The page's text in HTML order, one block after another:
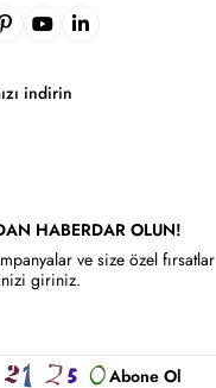
indirin
HABERDAR OLUN!
ve size özel fırsatlar
giriniz.
Abone Ol